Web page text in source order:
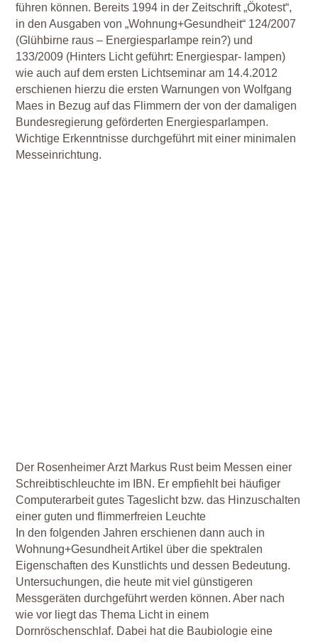
führen können. Bereits 1994 in der Zeitschrift „Ökotest“,
in den Ausgaben von „Wohnung+Gesundheit“ 124/2007
(Glühbirne raus – Energiesparlampe rein?) und
133/2009 (Hinters Licht geführt: Energiespar- lampen)
wie auch auf dem ersten Lichtseminar am 14.4.2012
erschienen hierzu die ersten Warnungen von Wolfgang
Maes in Bezug auf das Flimmern der von der damaligen
Bundesregierung geförderten Energiesparlampen.
Wichtige Erkenntnisse durchgeführt mit einer minimalen
Messeinrichtung.
Der Rosenheimer Arzt Markus Rust beim Messen einer
Schreibtischleuchte im IBN. Er empfiehlt bei häufiger
Computerarbeit gutes Tageslicht bzw. das Hinzuschalten
einer guten und flimmerfreien Leuchte
In den folgenden Jahren erschienen dann auch in
Wohnung+Gesundheit Artikel über die spektralen
Eigenschaften des Kunstlichts und dessen Bedeutung.
Untersuchungen, die heute mit viel günstigeren
Messgeräten durchgeführt werden können. Aber nach
wie vor liegt das Thema Licht in einem
Dornröschenschlaf. Dabei hat die Baubiologie eine